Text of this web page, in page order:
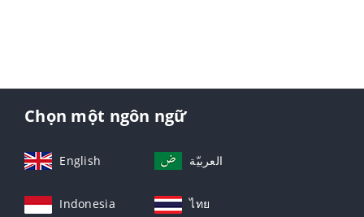
Chọn một ngôn ngữ
English العربيّة
Indonesia ไทย